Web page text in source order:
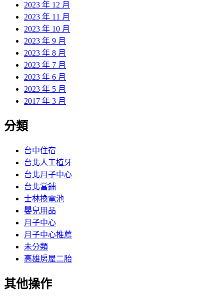
2023 年 12 月
2023 年 11 月
2023 年 10 月
2023 年 9 月
2023 年 8 月
2023 年 7 月
2023 年 6 月
2023 年 5 月
2017 年 3 月
分類
台中住宿
台北人工植牙
台北月子中心
台北當鋪
士林換電池
嬰兒用品
月子中心
月子中心推薦
未分類
高雄房屋二胎
其他操作